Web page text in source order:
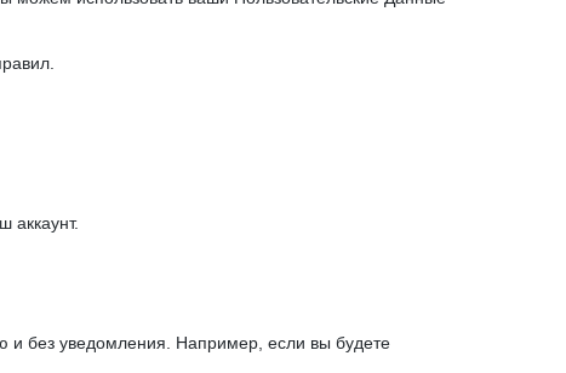
аккаунт.
и без уведомления. Например, если вы будете